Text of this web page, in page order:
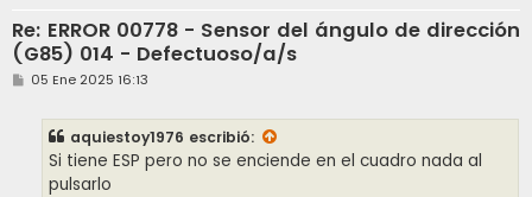
Re: ERROR 00778 - Sensor del ángulo de dirección
(G85) 014 - Defectuoso/a/s
M
05 Ene 2025 16:13
aquiestoy1976 escribió:
Si tiene ESP pero no se enciende en el cuadro nada al
pulsarlo